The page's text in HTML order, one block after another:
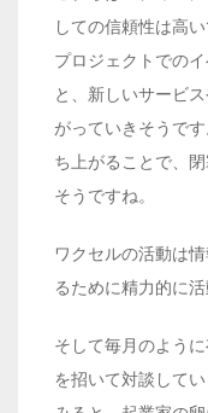
しての信頼性は高い
プロジェクトでの
と、新しいサービ
がっていきそうで
ち上がることで、
そうですね。
ワクセルの活動は
るために精力的に
そして毎月のよう
を招いて対談して